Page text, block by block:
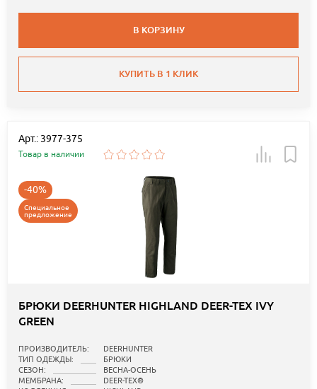
В КОРЗИНУ
КУПИТЬ В 1 КЛИК
Арт.: 3977-375
Товар в наличии
-40%
Специальное
предложение
БРЮКИ DEERHUNTER HIGHLAND DEER-TEX IVY
GREEN
ПРОИЗВОДИТЕЛЬ:
DEERHUNTER
ТИП ОДЕЖДЫ:
БРЮКИ
СЕЗОН:
ВЕСНА-ОСЕНЬ
МЕМБРАНА:
DEER-TEX®